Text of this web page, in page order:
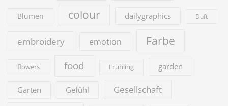
Blumen colour dailygraphics Duft
embroidery emotion Farbe
flowers food Frühling garden
Garten Gefühl Gesellschaft